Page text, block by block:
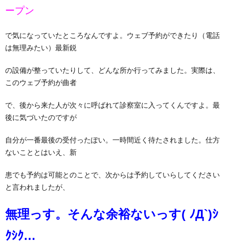
ープン
で気になっていたところなんですよ。ウェブ予約ができたり（電話
は無理みたい）最新鋭
の設備が整っていたりして、どんな所か行ってみました。実際は、
このウェブ予約が曲者
で、後から来た人が次々に呼ばれて診察室に入ってくんですよ。最
後に気づいたのですが
自分が一番最後の受付ったぽい。一時間近く待たされました。仕方
ないこととはいえ、新
患でも予約は可能とのことで、次からは予約していらしてください
と言われましたが、
無理っす。そんな余裕ないっす( ﾉД`)ｼ
ｸｼｸ…